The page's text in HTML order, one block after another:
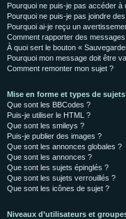
Pourquoi ne puis-je pas accéder à
Pourquoi ne puis-je pas joindre
Pourquoi ai-je reçu un
Comment rapporter des
À quoi sert le bouton «
Pourquoi mon message doit être
Comment remonter mon sujet ?
Mise en forme et types de sujets
Que sont les BBCodes ?
Puis-je utiliser le HTML ?
Que sont les smileys ?
Puis-je publier des images ?
Que sont les annonces globales ?
Que sont les annonces ?
Que sont les sujets épinglés ?
Que sont les sujets verrouillés ?
Que sont les icônes de sujet ?
Niveaux d’utilisateurs et